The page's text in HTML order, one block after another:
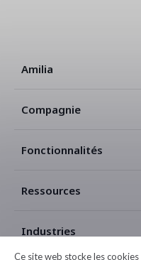
Ce site web stocke les
Amilia
Compagnie
Fonctionnalités
Ressources
Industries